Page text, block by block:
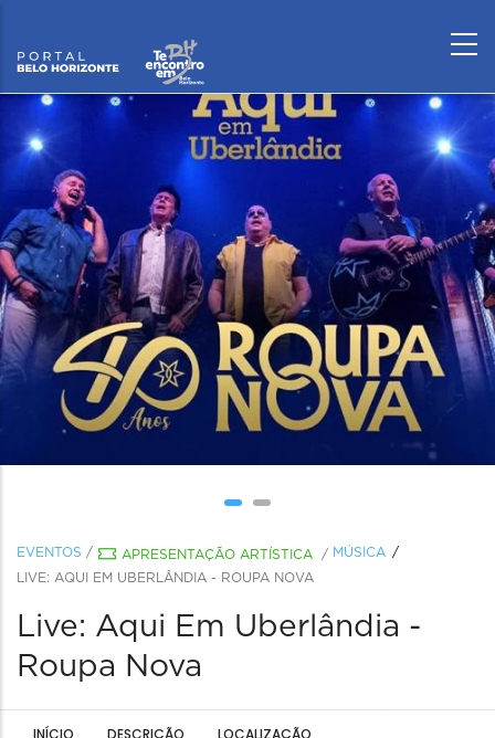
EVENTOS / APRESENTAÇÃO ARTÍSTICA / MÚSICA
LIVE: AQUI EM UBERLÂNDIA - ROUPA NOVA
Live: Aqui Em Uberlândia -
Roupa Nova
INÍCIO DESCRIÇÃO LOCALIZAÇÃO